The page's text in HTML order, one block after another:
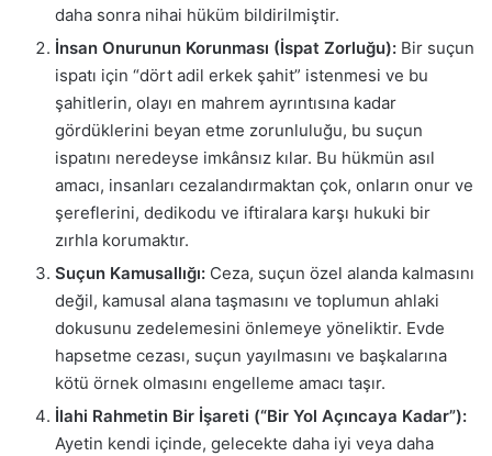
daha sonra nihai hüküm bildirilmiştir.
İnsan Onurunun Korunması (İspat Zorluğu): Bir suçun
ispatı için “dört adil erkek şahit” istenmesi ve bu
şahitlerin, olayı en mahrem ayrıntısına kadar
gördüklerini beyan etme zorunluluğu, bu suçun
ispatını neredeyse imkânsız kılar. Bu hükmün asıl
amacı, insanları cezalandırmaktan çok, onların onur ve
şereflerini, dedikodu ve iftiralara karşı hukuki bir
zırhla korumaktır.
Suçun Kamusallığı: Ceza, suçun özel alanda kalmasını
değil, kamusal alana taşmasını ve toplumun ahlaki
dokusunu zedelemesini önlemeye yöneliktir. Evde
hapsetme cezası, suçun yayılmasını ve başkalarına
kötü örnek olmasını engelleme amacı taşır.
İlahi Rahmetin Bir İşareti (“Bir Yol Açıncaya Kadar”):
Ayetin kendi içinde, gelecekte daha iyi veya daha